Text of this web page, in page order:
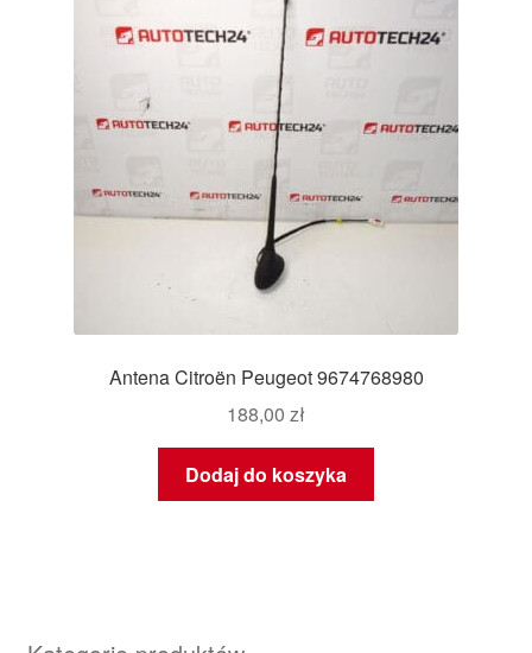
Antena Citroën Peugeot 9674768980
188,00 zł
Dodaj do koszyka